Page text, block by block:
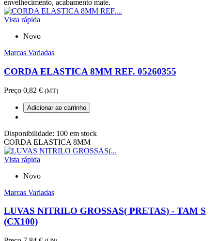
envelhecimento, acabamento mate.
Vista rápida
Novo
Marcas Variadas
CORDA ELASTICA 8MM REF. 05260355
Preço 0,82 € (MT)
Adicionar ao carrinho
Disponibilidade: 100 em stock
CORDA ELASTICA 8MM
Vista rápida
Novo
Marcas Variadas
LUVAS NITRILO GROSSAS( PRETAS) - TAM S
(CX100)